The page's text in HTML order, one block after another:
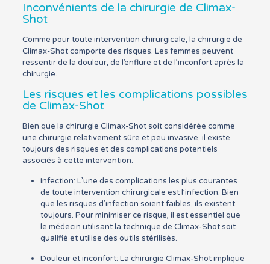
Inconvénients de la chirurgie de Climax-
Shot
Comme pour toute intervention chirurgicale, la chirurgie de
Climax-Shot comporte des risques. Les femmes peuvent
ressentir de la douleur, de l’enflure et de l’inconfort après la
chirurgie.
Les risques et les complications possibles
de Climax-Shot
Bien que la chirurgie Climax-Shot soit considérée comme
une chirurgie relativement sûre et peu invasive, il existe
toujours des risques et des complications potentiels
associés à cette intervention.
Infection: L’une des complications les plus courantes
de toute intervention chirurgicale est l’infection. Bien
que les risques d’infection soient faibles, ils existent
toujours. Pour minimiser ce risque, il est essentiel que
le médecin utilisant la technique de Climax-Shot soit
qualifié et utilise des outils stérilisés.
Douleur et inconfort: La chirurgie Climax-Shot implique